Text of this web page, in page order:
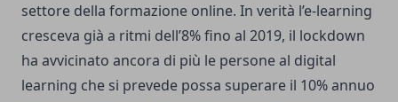
settore della formazione online. In verità l’e-learning
cresceva già a ritmi dell’8% fino al 2019, il lockdown
ha avvicinato ancora di più le persone al digital
learning che si prevede possa superare il 10% annuo